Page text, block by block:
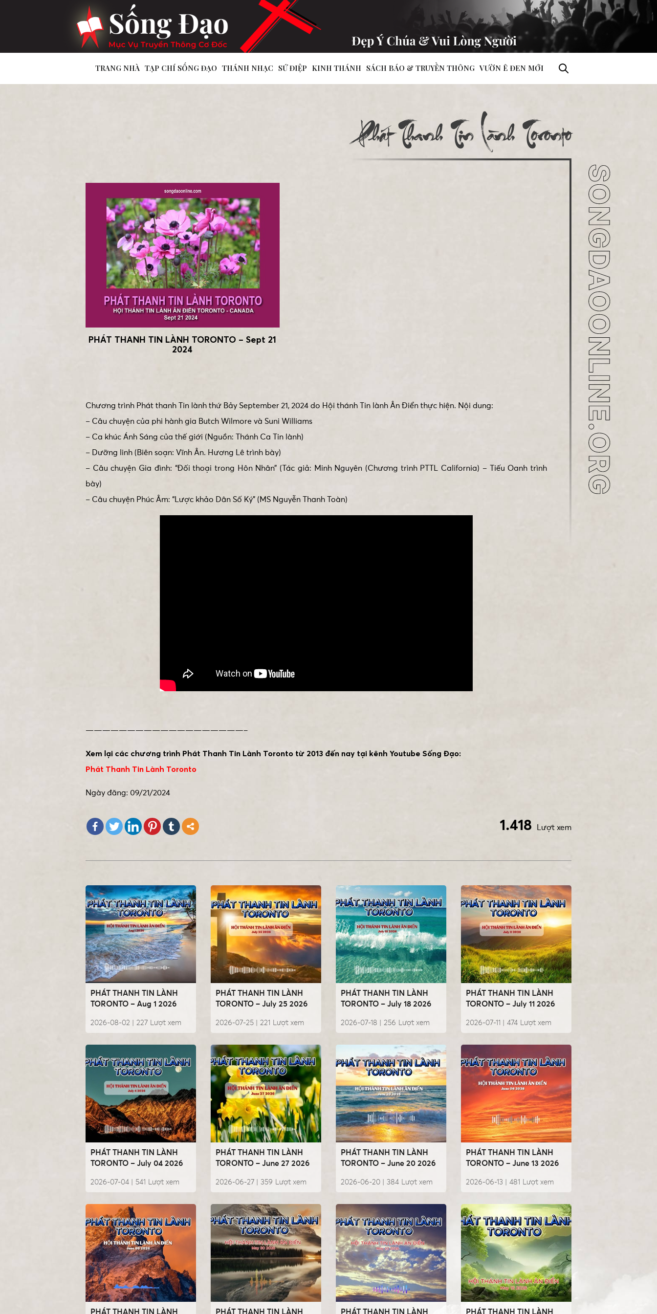
TRANG NHÀ TẠP CHÍ SỐNG ĐẠO THÁNH NHẠC SỨ ĐIỆP KINH THÁNH SÁCH BÁO & TRUYỀN THÔNG VƯỜN Ê ĐEN MỚI
Phát Thanh Tin Lành Toronto
PHÁT THANH TIN LÀNH TORONTO – Sept 21
2024
Chương trình Phát thanh Tin lành thứ Bảy September 21, 2024 do Hội thánh Tin lành Ân Điển thực hiện. Nội dung:
– Câu chuyện của phi hành gia Butch Wilmore và Suni Williams
– Ca khúc Ánh Sáng của thế giới (Nguồn: Thánh Ca Tin lành)
– Dưỡng linh (Biên soạn: Vĩnh Ân. Hương Lê trình bày)
– Câu chuyện Gia đình: “Đối thoại trong Hôn Nhân” (Tác giả: Minh Nguyên (Chương trình PTTL California) – Tiếu Oanh trình
bày)
– Câu chuyện Phúc Âm: “Lược khảo Dân Số Ký” (MS Nguyễn Thanh Toàn)
———————————————————–
Xem lại các chương trình Phát Thanh Tin Lành Toronto từ 2013 đến nay tại kênh Youtube Sống Đạo:
Phát Thanh Tin Lành Toronto
Ngày đăng: 09/21/2024
Lượt xem
1.418
PHÁT THANH TIN LÀNH
TORONTO – Aug 1 2026
2026-08-02 | Lượt xem
227
PHÁT THANH TIN LÀNH
TORONTO – July 25 2026
2026-07-25 | Lượt xem
221
PHÁT THANH TIN LÀNH
TORONTO – July 18 2026
2026-07-18 | Lượt xem
256
PHÁT THANH TIN LÀNH
TORONTO – July 11 2026
2026-07-11 | Lượt xem
474
PHÁT THANH TIN LÀNH
TORONTO – July 04 2026
2026-07-04 | Lượt xem
541
PHÁT THANH TIN LÀNH
TORONTO – June 27 2026
2026-06-27 | Lượt xem
359
PHÁT THANH TIN LÀNH
TORONTO – June 20 2026
2026-06-20 | Lượt xem
384
PHÁT THANH TIN LÀNH
TORONTO – June 13 2026
2026-06-13 | Lượt xem
481
PHÁT THANH TIN LÀNH PHÁT THANH TIN LÀNH PHÁT THANH TIN LÀNH PHÁT THANH TIN LÀNH